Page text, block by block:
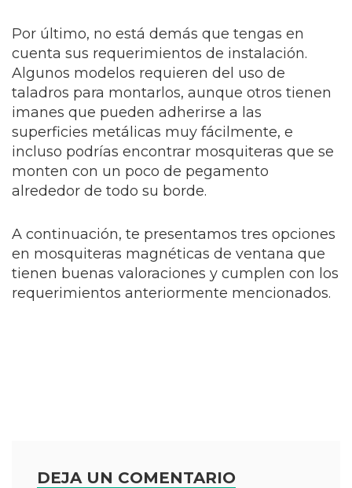
Por último, no está demás que tengas en
cuenta sus requerimientos de instalación.
Algunos modelos requieren del uso de
taladros para montarlos, aunque otros tienen
imanes que pueden adherirse a las
superficies metálicas muy fácilmente, e
incluso podrías encontrar mosquiteras que se
monten con un poco de pegamento
alrededor de todo su borde.
A continuación, te presentamos tres opciones
en mosquiteras magnéticas de ventana que
tienen buenas valoraciones y cumplen con los
requerimientos anteriormente mencionados.
DEJA UN COMENTARIO